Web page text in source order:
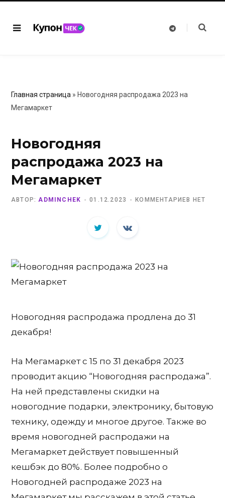
T
Главная страница » Новогодняя распродажа 2023 на
Мегамаркет
Новогодняя
распродажа 2023 на
Мегамаркет
АВТОР: ADMINCHEK 01.12.2023 КОММЕНТАРИЕВ НЕТ
Новогодняя распродажа продлена до 31
декабря!
На Мегамаркет с 15 по 31 декабря 2023
проводит акцию “Новогодняя распродажа”.
На ней представлены скидки на
новогодние подарки, электронику, бытовую
технику, одежду и многое другое. Также во
время новогодней распродажи на
Мегамаркет действует повышенный
кешбэк до 80%. Более подробно о
Новогодней распродаже 2023 на